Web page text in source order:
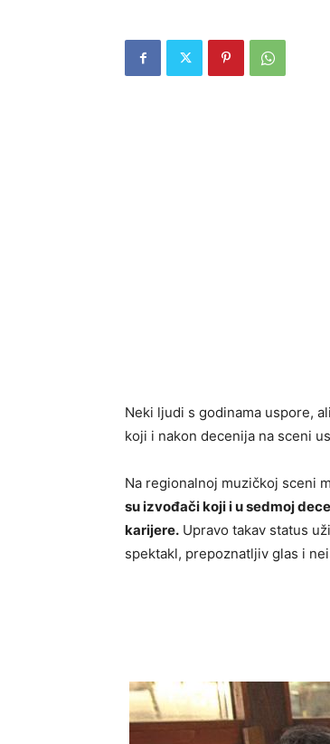
Neki ljudi s godinama uspore,
koji i nakon decenija na sceni
Na regionalnoj muzičkoj sceni
su izvođači koji i u sedmoj
karijere. Upravo takav status
spektakl, prepoznatljiv glas i